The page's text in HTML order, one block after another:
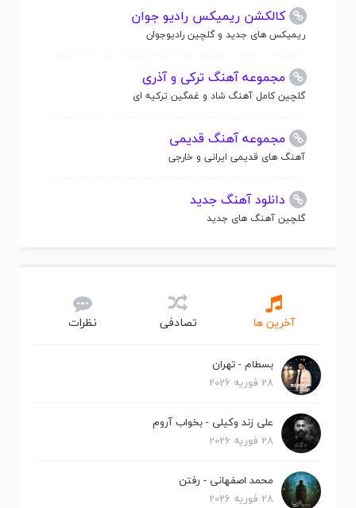
کالکشن ریمیکس رادیو جوان
ریمیکس های جدید و گلچین رادیوجوان
مجموعه آهنگ ترکی و آذری
گلچین کامل آهنگ شاد و غمگین ترکیه ای
مجموعه آهنگ قدیمی
آهنگ های قدیمی ایرانی و خارجی
دانلود آهنگ جدید
گلچین آهنگ های جدید
آخرین ها تصادفی نظرات
بسطام - تهران
28 فوریه 2026
علی زند وکیلی - بخواب آروم
28 فوریه 2026
محمد اصفهانی - رفتن
28 فوریه 2026